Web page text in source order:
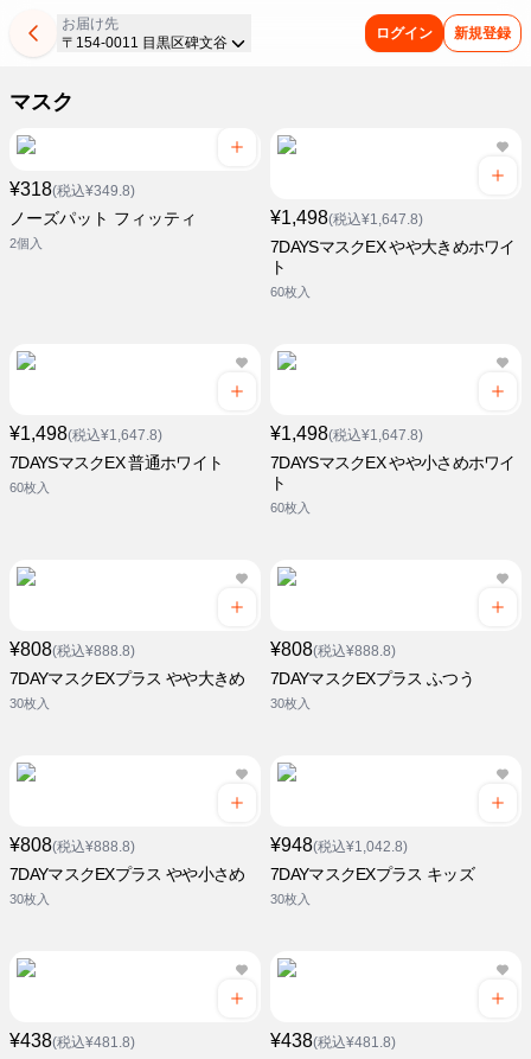
お届け先
〒154-0011 目黒区碑文谷
ログイン 新規登録
マスク
¥318(税込¥349.8)
ノーズパット フィッティ
2個入
¥1,498(税込¥1,647.8)
7DAYSマスクEX やや大きめホワイ
ト
60枚入
¥1,498(税込¥1,647.8)
7DAYSマスクEX 普通ホワイト
60枚入
¥1,498(税込¥1,647.8)
7DAYSマスクEX やや小さめホワイ
ト
60枚入
¥808(税込¥888.8)
7DAYマスクEXプラス やや大きめ
30枚入
¥808(税込¥888.8)
7DAYマスクEXプラス ふつう
30枚入
¥808(税込¥888.8)
7DAYマスクEXプラス やや小さめ
30枚入
¥948(税込¥1,042.8)
7DAYマスクEXプラス キッズ
30枚入
¥438(税込¥481.8) ¥438(税込¥481.8)